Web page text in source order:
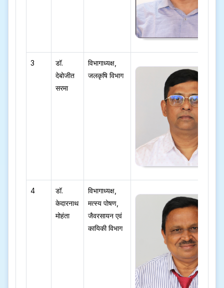
3
डॉ.
देबोजीत
सरमा
विभागाध्यक्ष,
जलकृषि विभाग
4
डॉ.
केदारनाथ
मोहंता
विभागाध्यक्ष,
मत्स्य पोषण,
जैवरसायन एवं
कायिकी विभाग